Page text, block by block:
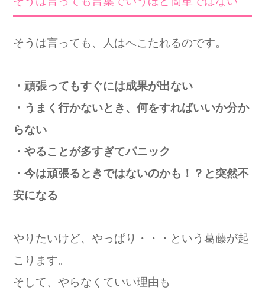
そうは言っても、人はへこたれるのです。
・頑張ってもすぐには成果が出ない
・うまく行かないとき、何をすればいいか分か
らない
・やることが多すぎてパニック
・今は頑張るときではないのかも！？と突然不
安になる
やりたいけど、やっぱり・・・という葛藤が起
こります。
そして、やらなくていい理由も